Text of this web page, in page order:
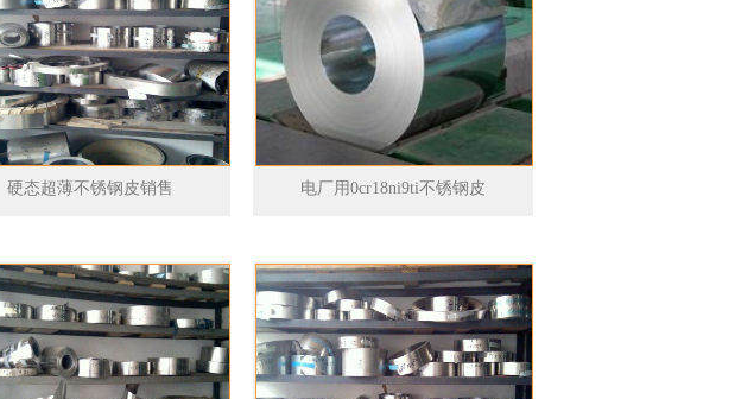
硬态超薄不锈钢皮销售 电厂用0cr18ni9ti不锈钢皮